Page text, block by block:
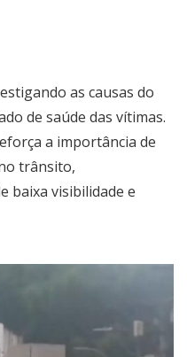
as causas do
de saúde das vítimas.
a importância de
trânsito,
baixa visibilidade e